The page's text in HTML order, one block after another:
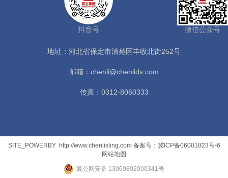
抖音号 微信公众号
地址：河北省保定市清苑区丰收北街252号
邮箱：chenli@chenlids.com
传真：0312-8060333
SITE_POWERBY http://www.chenlisling.com 备案号：冀ICP备06001823号-6
网站地图
冀公网安备 13060802000341号